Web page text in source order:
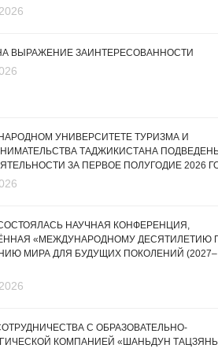
ВЫРАЖЕНИЕ ЗАИНТЕРЕСОВАННОСТИ
УНИВЕРСИТЕТЕ ТУРИЗМА И
ТАДЖИКИСТАНА
ЗА ПЕРВОЕ ПОЛУГОДИЕ 2026
НАУЧНАЯ КОНФЕРЕНЦИЯ,
«МЕЖДУНАРОДНОМУ ДЕСЯТИЛЕТИЮ
МИРА ДЛЯ БУДУЩИХ ПОКОЛЕНИЙ (2027–
С ОБРАЗОВАТЕЛЬНО-
КОМПАНИЕЙ «ШАНЬДУН